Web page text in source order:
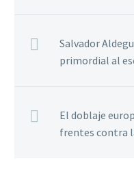
Salvador
primordial al
El doblaje
frentes contra